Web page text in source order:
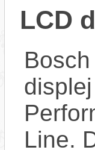
LCD
Line.